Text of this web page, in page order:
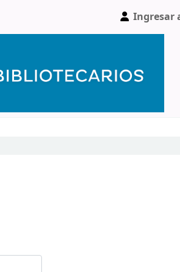
Ingresar